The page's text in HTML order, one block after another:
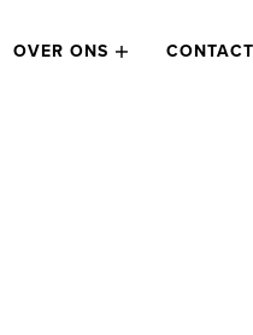
OVER ONS CONTACT